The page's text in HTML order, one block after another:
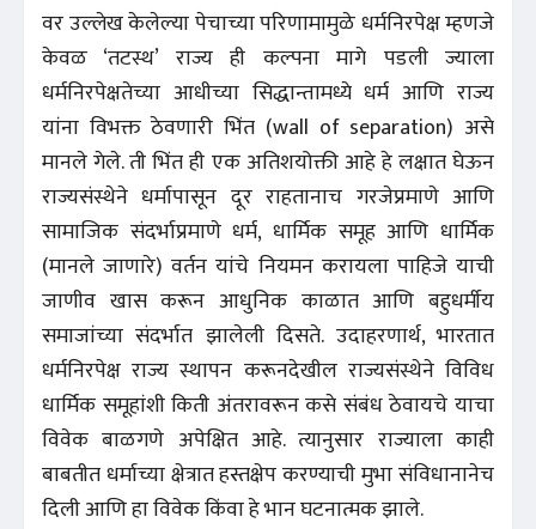
वर उल्लेख केलेल्या पेचाच्या परिणामामुळे धर्मनिरपेक्ष म्हणजे
केवळ ‘तटस्थ’ राज्य ही कल्पना मागे पडली ज्याला
धर्मनिरपेक्षतेच्या आधीच्या सिद्धान्तामध्ये धर्म आणि राज्य
यांना विभक्त ठेवणारी भिंत (wall of separation) असे
मानले गेले. ती भिंत ही एक अतिशयोक्ती आहे हे लक्षात घेऊन
राज्यसंस्थेने धर्मापासून दूर राहतानाच गरजेप्रमाणे आणि
सामाजिक संदर्भाप्रमाणे धर्म, धार्मिक समूह आणि धार्मिक
(मानले जाणारे) वर्तन यांचे नियमन करायला पाहिजे याची
जाणीव खास करून आधुनिक काळात आणि बहुधर्मीय
समाजांच्या संदर्भात झालेली दिसते. उदाहरणार्थ, भारतात
धर्मनिरपेक्ष राज्य स्थापन करूनदेखील राज्यसंस्थेने विविध
धार्मिक समूहांशी किती अंतरावरून कसे संबंध ठेवायचे याचा
विवेक बाळगणे अपेक्षित आहे. त्यानुसार राज्याला काही
बाबतीत धर्माच्या क्षेत्रात हस्तक्षेप करण्याची मुभा संविधानानेच
दिली आणि हा विवेक किंवा हे भान घटनात्मक झाले.